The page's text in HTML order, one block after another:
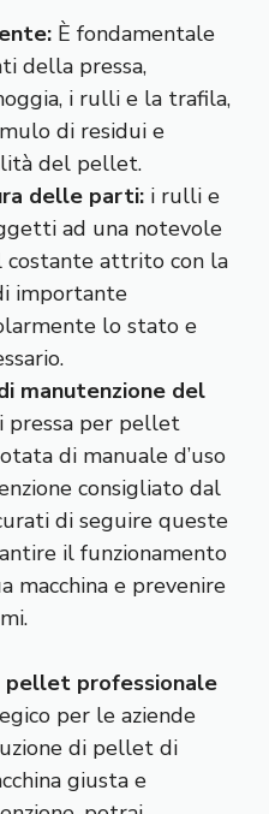
È fondamentale
della pressa,
i rulli e la trafila,
di residui e
del pellet.
delle parti: i rulli e
ad una notevole
costante attrito con la
importante
lo stato e
manutenzione del
pressa per pellet
di manuale d’uso
consigliato dal
di seguire queste
il funzionamento
macchina e prevenire
pellet professionale
per le aziende
di pellet di
giusta e